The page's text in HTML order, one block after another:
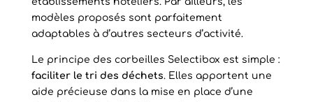
modèles proposés sont parfaitement
adaptables à d’autres secteurs d’activité.
Le principe des corbeilles Selectibox est simple :
faciliter le tri des déchets. Elles apportent une
aide précieuse dans la mise en place d’une